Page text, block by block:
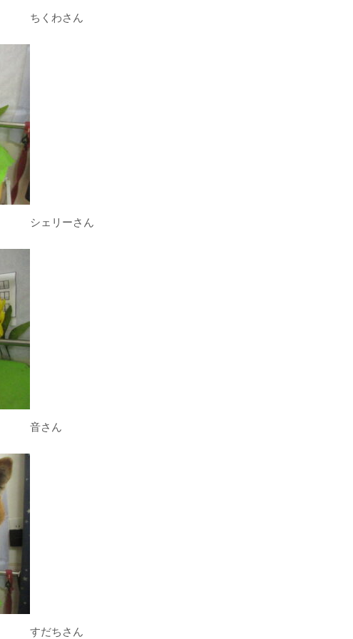
ちくわさん
シェリーさん
音さん
すだちさん